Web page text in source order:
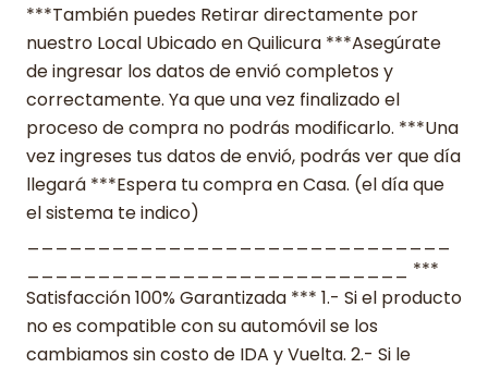
***También puedes Retirar directamente por
nuestro Local Ubicado en Quilicura ***Asegúrate
de ingresar los datos de envió completos y
correctamente. Ya que una vez finalizado el
proceso de compra no podrás modificarlo. ***Una
vez ingreses tus datos de envió, podrás ver que día
llegará ***Espera tu compra en Casa. (el día que
el sistema te indico)
___________________________ ***
Satisfacción 100% Garantizada *** 1.- Si el producto
no es compatible con su automóvil se los
cambiamos sin costo de IDA y Vuelta. 2.- Si le